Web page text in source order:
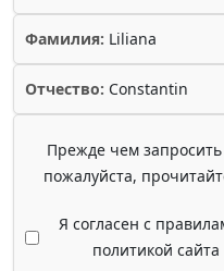
Фамилия: Liliana
Отчество: Constantin
Прежде чем
пожалуйста,
Я согласен с
политикой сайта